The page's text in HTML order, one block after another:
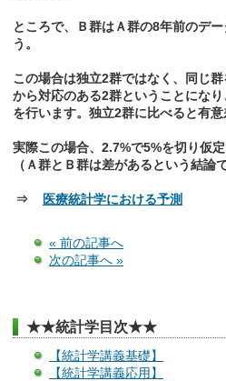
ところで、Ｂ群はＡ群の8年前のデ
う。
この場合は独立2群ではなく、同じ
から対応のある2群ということにな
を行います。独立2群に比べると有意
実際この場合、2.7%で5%を切り仮
（Ａ群とＢ群は差があるという結論
⇒ 医療統計学における予測
« 前の記事へ
次の記事へ »
★★統計学目次★★
【統計学講義基礎】
【統計学講義応用】